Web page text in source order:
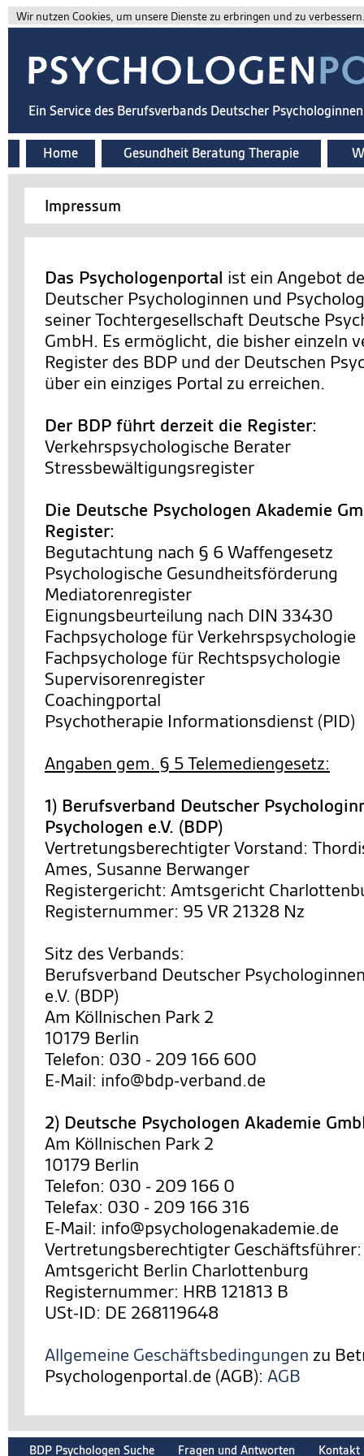
Wir nutzen Cookies, um unsere Dienste zu erbringen und zu
Ein Service des Berufsverbands Deutscher
Home Gesundheit Beratung Therapie
Impressum
Das Psychologenportal ist ein Angebot
Deutscher Psychologinnen und
seiner Tochtergesellschaft Deutsche
GmbH. Es ermöglicht, die bisher einzeln
Register des BDP und der Deutschen
über ein einziges Portal zu erreichen.
Der BDP führt derzeit die Register:
Verkehrspsychologische Berater
Stressbewältigungsregister
Die Deutsche Psychologen Akademie
Register:
Begutachtung nach § 6 Waffengesetz
Psychologische Gesundheitsförderung
Mediatorenregister
Eignungsbeurteilung nach DIN 33430
Fachpsychologe für Verkehrspsychologie
Fachpsychologe für Rechtspsychologie
Supervisorenregister
Coachingportal
Psychotherapie Informationsdienst (PID)
Angaben gem. § 5 Telemediengesetz:
1) Berufsverband Deutscher
Psychologen e.V. (BDP)
Vertretungsberechtigter Vorstand:
Ames, Susanne Berwanger
Registergericht: Amtsgericht
Registernummer: 95 VR 21328 Nz
Sitz des Verbands:
Berufsverband Deutscher
e.V. (BDP)
Am Köllnischen Park 2
10179 Berlin
Telefon: 030 - 209 166 600
E-Mail: info@bdp-verband.de
2) Deutsche Psychologen Akademie
Am Köllnischen Park 2
10179 Berlin
Telefon: 030 - 209 166 0
Telefax: 030 - 209 166 316
E-Mail: info@psychologenakademie.de
Vertretungsberechtigter Geschäftsführer:
Amtsgericht Berlin Charlottenburg
Registernummer: HRB 121813 B
USt-ID: DE 268119648
Allgemeine Geschäftsbedingungen zu
Psychologenportal.de (AGB): AGB
BDP Psychologen Suche Fragen und Antworten Kontakt